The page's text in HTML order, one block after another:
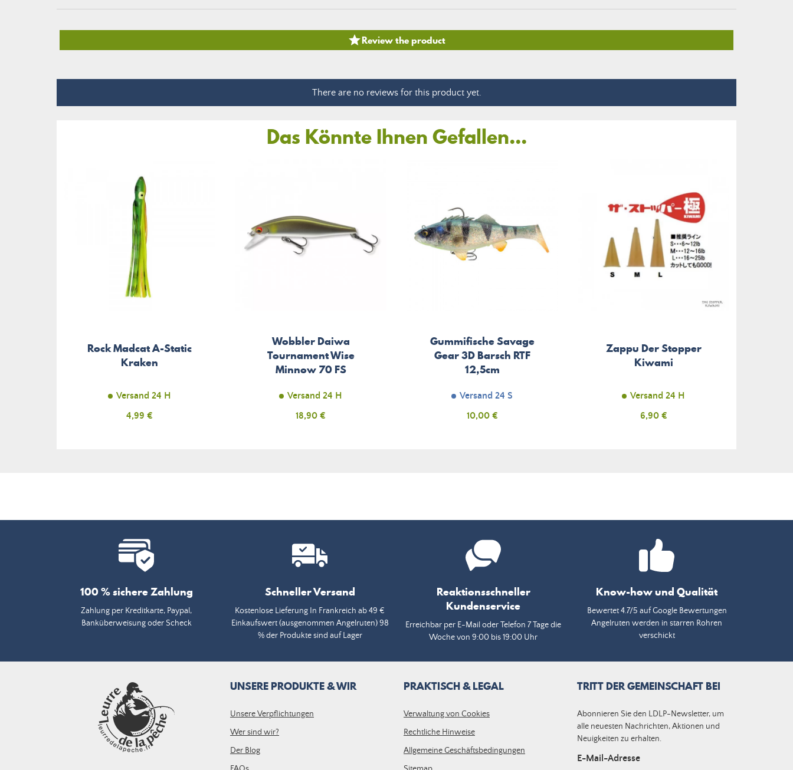
Review the product
There are no reviews for this product yet.
Das Könnte Ihnen Gefallen...
Rock Madcat A-Static
Kraken
Versand 24 H
Preis
4,99 €
Wobbler Daiwa
Tournament Wise
Minnow 70 FS
Versand 24 H
Preis
18,90 €
Gummifische Savage
Gear 3D Barsch RTF
12,5cm
Versand 24 S
Preis
10,00 €
Zappu Der Stopper
Kiwami
Versand 24 H
Preis
6,90 €
100 % sichere Zahlung
Zahlung per Kreditkarte, Paypal,
Banküberweisung oder Scheck
Schneller Versand
Kostenlose Lieferung In Frankreich ab 49 €
Einkaufswert (ausgenommen Angelruten) 98
% der Produkte sind auf Lager
Reaktionsschneller
Kundenservice
Erreichbar per E-Mail oder Telefon 7 Tage die
Woche von 9:00 bis 19:00 Uhr
Know-how und Qualität
Bewertet 4.7/5 auf Google Bewertungen
Angelruten werden in starren Rohren
verschickt
UNSERE PRODUKTE & WIR
Unsere Verpflichtungen
Wer sind wir?
Der Blog
PRAKTISCH & LEGAL
Verwaltung von Cookies
Rechtliche Hinweise
Allgemeine Geschäftsbedingungen
TRITT DER GEMEINSCHAFT BEI
Abonnieren Sie den LDLP-Newsletter, um
alle neuesten Nachrichten, Aktionen und
Neuigkeiten zu erhalten.
E-Mail-Adresse